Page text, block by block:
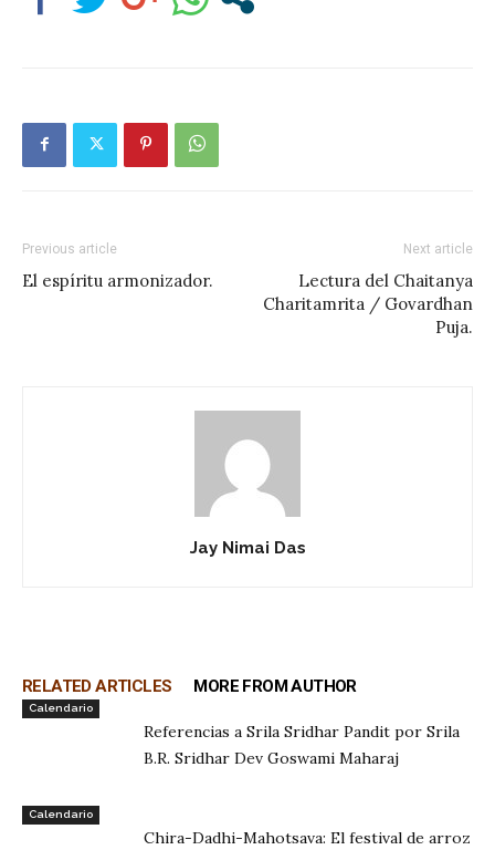
Previous article
El espíritu armonizador.
Next article
Lectura del Chaitanya
Charitamrita / Govardhan
Puja.
Jay Nimai Das
RELATED ARTICLES MORE FROM AUTHOR
Calendario
Referencias a Srila Sridhar Pandit por Srila
B.R. Sridhar Dev Goswami Maharaj
Calendario
Chira-Dadhi-Mahotsava: El festival de arroz